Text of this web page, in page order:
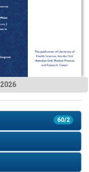
2026
60/2